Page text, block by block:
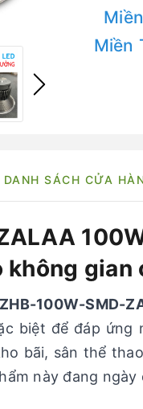
Miền
DANH SÁCH CỬA
không gian
100W-SMD-
biệt để đáp ứng
bãi, sân thể
này đang